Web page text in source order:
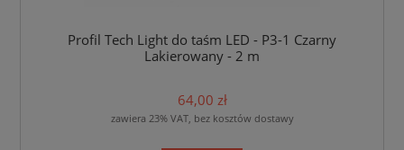
Profil Tech Light do taśm LED - P3-1 Czarny
Lakierowany - 2 m
64,00 zł
zawiera 23% VAT, bez kosztów dostawy